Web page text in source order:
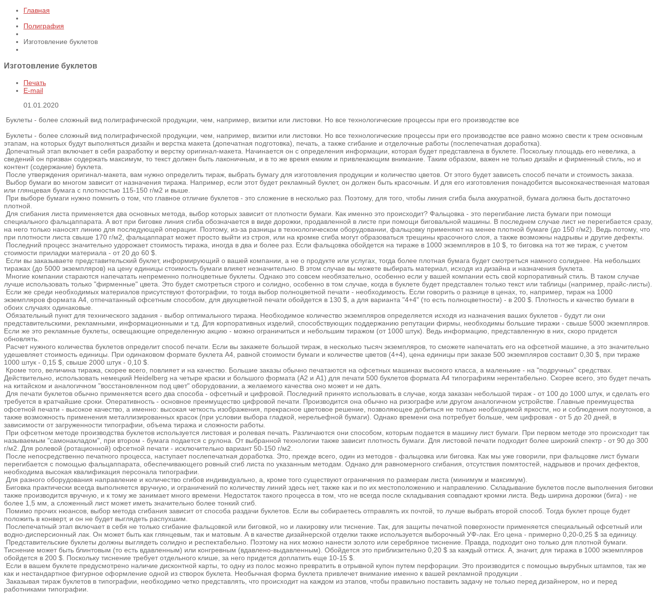
Главная
Полиграфия
Изготовление буклетов
Изготовление буклетов
Печать
E-mail
01.01.2020
Буклеты - более сложный вид полиграфической продукции, чем, например, визитки или листовки. Но все технологические процессы при его производстве все
Буклеты - более сложный вид полиграфической продукции, чем, например, визитки или листовки. Но все технологические процессы при его производстве все равно можно свести к трем основным
этапам, на которых будут выполняться дизайн и верстка макета (допечатная подготовка), печать, а также сгибание и отделочные работы (послепечатная доработка).
Допечатный этап включает в себя разработку и верстку оригинал-макета. Начинается он с определения информации, которая будет представлена в буклете. Поскольку площадь его невелика, а
сведений он призван содержать максимум, то текст должен быть лаконичным, и в то же время емким и привлекающим внимание. Таким образом, важен не только дизайн и фирменный стиль, но и
контент (содержание) буклета.
После утверждения оригинал-макета, вам нужно определить тираж, выбрать бумагу для изготовления продукции и количество цветов. От этого будет зависеть способ печати и стоимость заказа.
Выбор бумаги во многом зависит от назначения тиража. Например, если этот будет рекламный буклет, он должен быть красочным. И для его изготовления понадобится высококачественная матовая
или глянцевая бумага с плотностью 115-150 г/м2 и выше.
При выборе бумаги нужно помнить о том, что главное отличие буклетов - это сложение в несколько раз. Поэтому, для того, чтобы линия сгиба была аккуратной, бумага должна быть достаточно
плотной.
Для сгибания листа применяется два основных метода, выбор которых зависит от плотности бумаги. Как именно это происходит? Фальцовка - это перегибание листа бумаги при помощи
специального фальцаппарата. А вот при биговке линия сгиба обозначается в виде дорожки, продавленной в листе при помощи биговальной машины. В последнем случае лист не перегибается сразу,
на него только наносят линию для последующей операции. Поэтому, из-за разницы в технологическом оборудовании, фальцовку применяют на менее плотной бумаге (до 150 г/м2). Ведь потому, что
при плотности листа свыше 170 г/м2, фальцаппарат может просто выйти из строя, или на кромке сгиба могут образоваться трещины красочного слоя, а также возможны надрывы и другие дефекты.
Последний процесс значительно удорожает стоимость тиража, иногда в два и более раз. Если фальцовка обойдется на тираже в 1000 экземпляров в 10 $, то биговка на тот же тираж, с учетом
стоимости приладки материала - от 20 до 60 $.
Если вы заказываете представительский буклет, информирующий о вашей компании, а не о продукте или услугах, тогда более плотная бумага будет смотреться намного солиднее. На небольших
тиражах (до 5000 экземпляров) на цену единицы стоимость бумаги влияет незначительно. В этом случае вы можете выбирать материал, исходя из дизайна и назначения буклета.
Многие компании стараются напечатать непременно полноцветные буклеты. Однако это совсем необязательно, особенно если у вашей компании есть свой корпоративный стиль. В таком случае
лучше использовать только "фирменные" цвета. Это будет смотреться строго и солидно, особенно в том случае, когда в буклете будет представлен только текст или таблицы (например, прайс-листы).
Если же среди необходимых материалов присутствуют фотографии, то тогда выбор полноцветной печати - необходимость. Если говорить о разнице в ценах, то, например, тираж на 1000
экземпляров формата А4, отпечатанный офсетным способом, для двухцветной печати обойдется в 130 $, а для варианта "4+4" (то есть полноцветности) - в 200 $. Плотность и качество бумаги в
обоих случаях одинаковые.
Обязательный пункт для технического задания - выбор оптимального тиража. Необходимое количество экземпляров определяется исходя из назначения ваших буклетов - будут ли они
представительскими, рекламными, информационными и т.д. Для корпоративных изделий, способствующих поддержанию репутации фирмы, необходимы большие тиражи - свыше 5000 экземпляров.
Если же это рекламные буклеты, освещающие определенную акцию - можно ограничиться и небольшим тиражом (от 1000 штук). Ведь информацию, представленную в них, скоро придется
обновлять.
Расчет нужного количества буклетов определит способ печати. Если вы закажете большой тираж, в несколько тысяч экземпляров, то сможете напечатать его на офсетной машине, а это значительно
удешевляет стоимость единицы. При одинаковом формате буклета А4, равной стоимости бумаги и количестве цветов (4+4), цена единицы при заказе 500 экземпляров составит 0,30 $, при тираже
1000 штук - 0,15 $, свыше 2000 штук - 0,10 $.
Кроме того, величина тиража, скорее всего, повлияет и на качество. Большие заказы обычно печатаются на офсетных машинах высокого класса, а маленькие - на "подручных" средствах.
Действительно, использовать немецкий Heidelberg на четыре краски и большого формата (А2 и А1) для печати 500 буклетов формата А4 типографиям нерентабельно. Скорее всего, это будет печать
на китайском и аналогичном "восстановленном под цвет" оборудовании, а желаемого качества оно может и не дать.
Для печати буклетов обычно применяется всего два способа - офсетный и цифровой. Последний принято использовать в случае, когда заказан небольшой тираж - от 100 до 1000 штук, и сделать его
требуется в кратчайшие сроки. Оперативность - основное преимущество цифровой печати. Производится она обычно на ризографе или другом аналогичном устройстве. Главные преимущества
офсетной печати - высокое качество, а именно: высокая четкость изображения, прекрасное цветовое решение, позволяющее добиться не только необходимой яркости, но и соблюдения полутонов, а
также возможность применения металлизированных красок (при условии выбора гладкой, нерельефной бумаги). Однако времени она потребует больше, чем цифровая - от 5 до 20 дней, в
зависимости от загруженности типографии, объема тиража и сложности работы.
При офсетном методе производства буклетов используется листовая и ролевая печать. Различаются они способом, которым подается в машину лист бумаги. При первом методе это происходит так
называемым "самонакладом", при втором - бумага подается с рулона. От выбранной технологии также зависит плотность бумаги. Для листовой печати подходит более широкий спектр - от 90 до 300
г/м2. Для ролевой (ротационной) офсетной печати - исключительно вариант 50-150 г/м2.
После непосредственно печатного процесса, наступает послепечатная доработка. Это, прежде всего, один из методов - фальцовка или биговка. Как мы уже говорили, при фальцовке лист бумаги
перегибается с помощью фальцаппарата, обеспечивающего ровный сгиб листа по указанным методам. Однако для равномерного сгибания, отсутствия помятостей, надрывов и прочих дефектов,
необходима высокая квалификация персонала типографии.
Для разного оборудования направление и количество сгибов индивидуально, а, кроме того существуют ограничения по размерам листа (минимум и максимум).
Биговка практически всегда выполняется вручную, и ограничений по количеству линий здесь нет, также как и по их местоположению и направлению. Складывание буклетов после выполнения биговки
также производится вручную, и к тому же занимает много времени. Недостаток такого процесса в том, что не всегда после складывания совпадают кромки листа. Ведь ширина дорожки (бига) - не
более 1,5 мм, а сложенный лист может иметь значительно более тонкий сгиб.
Помимо прочих нюансов, выбор метода сгибания зависит от способа раздачи буклетов. Если вы собираетесь отправлять их почтой, то лучше выбрать второй способ. Тогда буклет проще будет
положить в конверт, и он не будет выглядеть распухшим.
Послепечатный этап включает в себя не только сгибание фальцовкой или биговкой, но и лакировку или тиснение. Так, для защиты печатной поверхности применяется специальный офсетный или
водно-дисперсионный лак. Он может быть как глянцевым, так и матовым. А в качестве дизайнерской отделки также используется выборочный УФ-лак. Его цена - примерно 0,20-0,25 $ за единицу.
Представительские буклеты должны выглядеть солидно и респектабельно. Поэтому на них можно нанести золото или серебряное тиснение. Правда, подходит оно только для плотной бумаги.
Тиснение может быть блинтовым (то есть вдавленным) или конгревным (вдавлено-выдавленным). Обойдется это приблизительно 0,20 $ за каждый оттиск. А, значит, для тиража в 1000 экземпляров
обойдется в 200 $. Поскольку тиснение требует отдельного клише, за него придется доплатить еще 10-15 $.
Если в вашем буклете предусмотрено наличие дисконтной карты, то одну из полос можно превратить в отрывной купон путем перфорации. Это производится с помощью вырубных штампов, так же
как и нестандартное фигурное оформление одной из створок буклета. Необычная форма буклета привлечет внимание именно к вашей рекламной продукции .
Заказывая тираж буклетов в типографии, необходимо четко представлять, что происходит на каждом из этапов, чтобы правильно поставить задачу не только перед дизайнером, но и перед
работниками типографии.